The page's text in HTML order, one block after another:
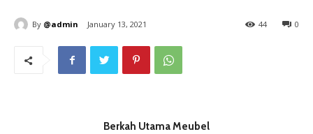
By @admin January 13, 2021 0
44
Berkah Utama Meubel